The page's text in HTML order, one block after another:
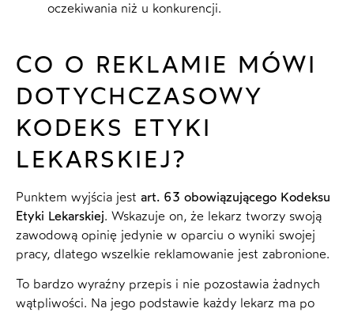
oczekiwania niż u konkurencji.
CO O REKLAMIE MÓWI
DOTYCHCZASOWY
KODEKS ETYKI
LEKARSKIEJ?
Punktem wyjścia jest art. 63 obowiązującego Kodeksu
Etyki Lekarskiej. Wskazuje on, że lekarz tworzy swoją
zawodową opinię jedynie w oparciu o wyniki swojej
pracy, dlatego wszelkie reklamowanie jest zabronione.
To bardzo wyraźny przepis i nie pozostawia żadnych
wątpliwości. Na jego podstawie każdy lekarz ma po